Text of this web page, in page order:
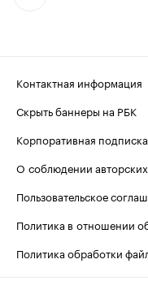
Контактная информация
Скрыть баннеры на РБК
Корпоративная подписка
О соблюдении
Пользовательское
Политика в отношении
Политика обработки